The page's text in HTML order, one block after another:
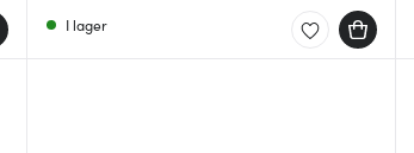
I lager